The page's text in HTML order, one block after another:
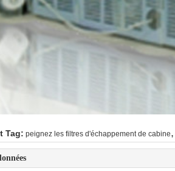
Tag: peignez les filtres d'échappement de cabine,